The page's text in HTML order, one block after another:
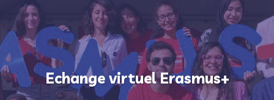
Echange virtuel Erasmus+